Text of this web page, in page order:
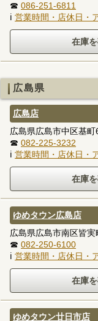
☎ 086-251-6811
ℹ 営業時間・店休日・
広島県
広島店
広島県広島市中区基
☎ 082-225-3232
ℹ 営業時間・店休日・
ゆめタウン広島店
広島県広島市南区皆
☎ 082-250-6100
ℹ 営業時間・店休日・
ゆめタウン廿日市店